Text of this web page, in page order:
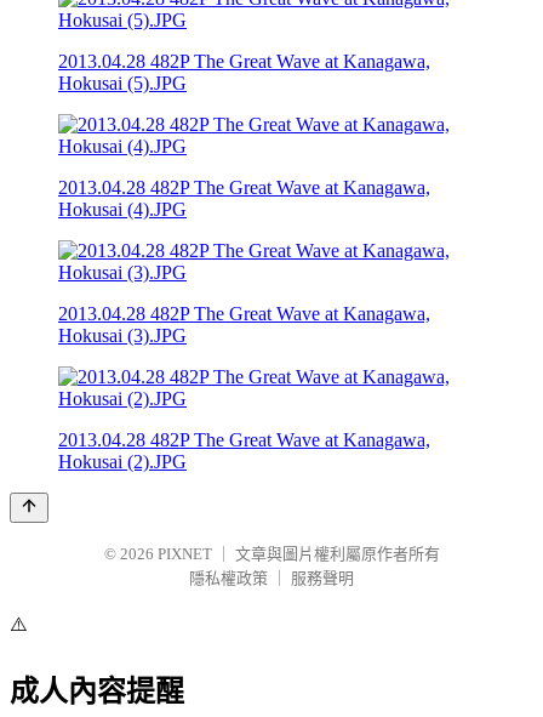
2013.04.28 482P The Great Wave at Kanagawa,
Hokusai (5).JPG
2013.04.28 482P The Great Wave at Kanagawa,
Hokusai (4).JPG
2013.04.28 482P The Great Wave at Kanagawa,
Hokusai (3).JPG
2013.04.28 482P The Great Wave at Kanagawa,
Hokusai (2).JPG
© 2026 PIXNET
文章與圖片權利屬原作者所有
隱私權政策
服務聲明
⚠️
成人內容提醒